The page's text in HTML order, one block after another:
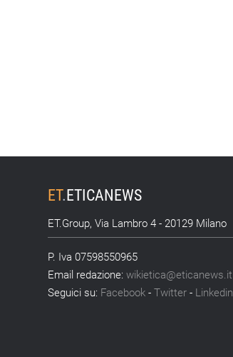
ET.ETICANEWS
ET.Group, Via Lambro 4 - 20129 Milano
P. Iva 07598550965
Email redazione:wikietica@eticanews.it
Seguici su: Facebook -Twitter - Linkedin